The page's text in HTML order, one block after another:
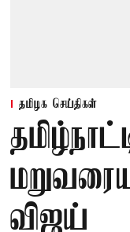
தமிழக செய்திகள்
விஜய்